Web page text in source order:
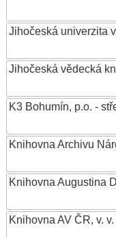
Jihočeská univerzita
Jihočeská vědecká
K3 Bohumín, p.o. -
Knihovna Archivu
Knihovna Augustina
Knihovna AV ČR, v. v.